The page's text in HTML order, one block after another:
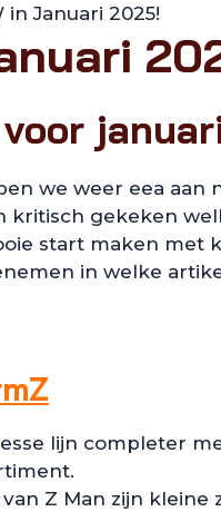
in Januari 2025!
we weer eea
gekeken
start maken met
in welke
lijn completer
van Z Man zijn